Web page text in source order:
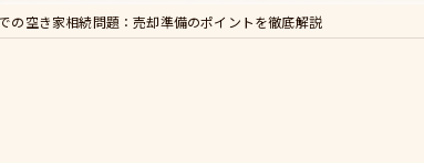
の空き家相続問題：売却準備のポイントを徹底解説